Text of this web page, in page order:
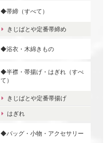
◆帯締（すべて）
きじばとや定番帯締め
◆浴衣・木綿きもの
◆半襟・帯揚げ・はぎれ（すべ
て）
きじばとや定番帯揚げ
はぎれ
◆バッグ・小物・アクセサリー